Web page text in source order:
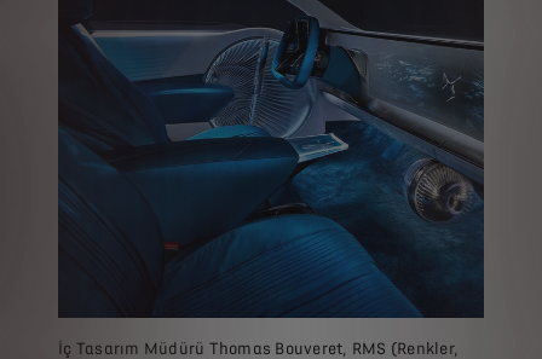
İç Tasarım Müdürü Thomas Bouveret, RMS (Renkler,